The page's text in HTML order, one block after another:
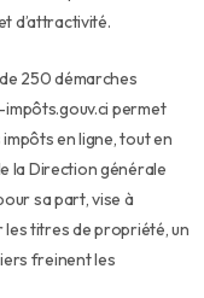
d’attractivité.
250 démarches
permet
en ligne, tout en
la Direction générale
sa part, vise à
titres de propriété, un
freinent les